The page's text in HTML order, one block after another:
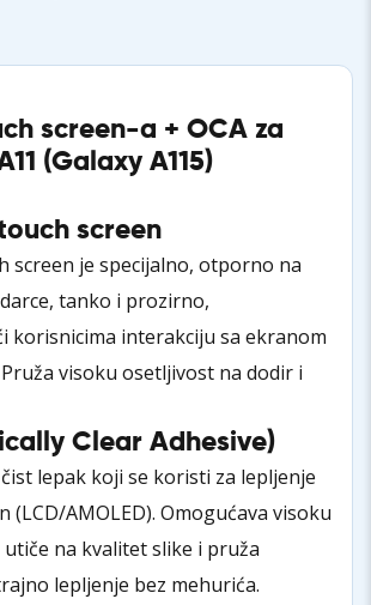
screen-a + OCA za
(Galaxy A115)
screen
screen je specijalno, otporno na
tanko i prozirno,
korisnicima interakciju sa ekranom
visoku osetljivost na dodir i
Clear Adhesive)
lepak koji se koristi za lepljenje
(LCD/AMOLED). Omogućava visoku
na kvalitet slike i pruža
lepljenje bez mehurića.